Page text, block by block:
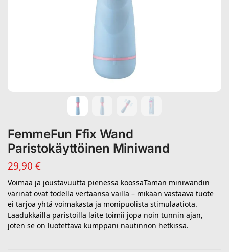
FemmeFun Ffix Wand
Paristokäyttöinen Miniwand
29,90 €
Voimaa ja joustavuutta pienessä koossaTämän miniwandin
värinät ovat todella vertaansa vailla – mikään vastaava tuote
ei tarjoa yhtä voimakasta ja monipuolista stimulaatiota.
Laadukkailla paristoilla laite toimii jopa noin tunnin ajan,
joten se on luotettava kumppani nautinnon hetkissä.